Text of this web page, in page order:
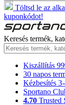
Töltsd le az
kuponkódot!
Keresés termék,
Kiszállítás
30 napos
Kézbesítés
Sportano
4.70 Trusted